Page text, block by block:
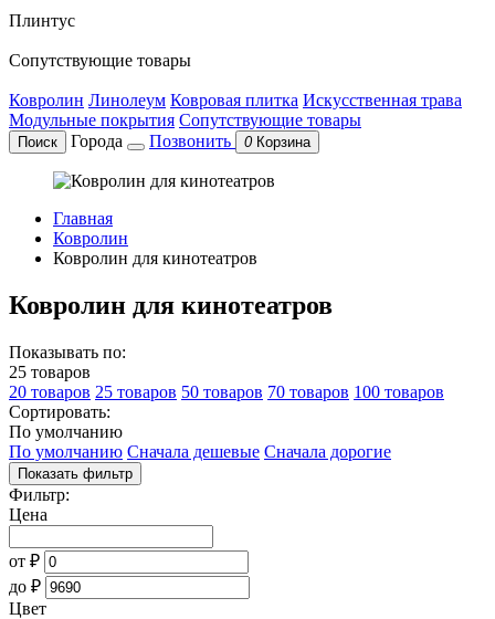
Плинтус
Сопутствующие товары
Ковролин Линолеум Ковровая плитка Искусственная трава
Модульные покрытия Сопутствующие товары
Поиск Города Позвонить 0 Корзина
Главная
Ковролин
Ковролин для кинотеатров
Ковролин для кинотеатров
Показывать по:
25 товаров
20 товаров 25 товаров 50 товаров 70 товаров 100 товаров
Сортировать:
По умолчанию
По умолчанию Сначала дешевые Сначала дорогие
Показать фильтр
Фильтр:
Цена
от ₽
до ₽
Цвет